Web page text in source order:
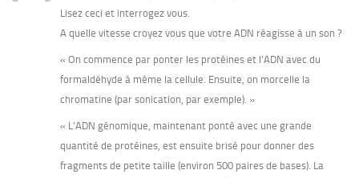
Lisez ceci et interrogez vous.
A quelle vitesse croyez vous que votre ADN réagisse à un son ?
« On commence par ponter les protéines et l’ADN avec du
formaldéhyde à même la cellule. Ensuite, on morcelle la
chromatine (par sonication, par exemple). »
« L’ADN génomique, maintenant ponté avec une grande
quantité de protéines, est ensuite brisé pour donner des
fragments de petite taille (environ 500 paires de bases). La